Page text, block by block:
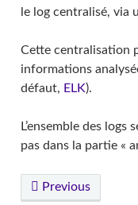
le log centralisé, via
Cette centralisation
informations
défaut, ELK).
L’ensemble des
pas dans la partie «
Previous